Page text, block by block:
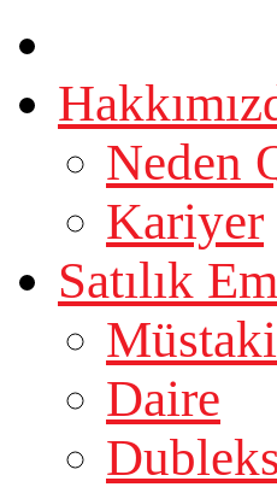
Neden
Kariyer
Satılık
Daire